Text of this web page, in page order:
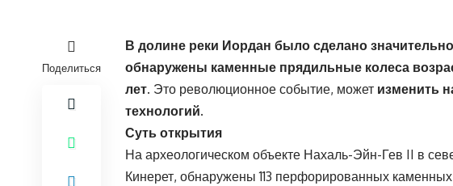
Поделиться
В долине реки Иордан было сделано
обнаружены каменные прядильные колеса
лет. Это революционное событие, может изменить
технологий.
Суть открытия
На археологическом объекте Нахаль-Эйн-Гев II в
Кинерет, обнаружены 113 перфорированных